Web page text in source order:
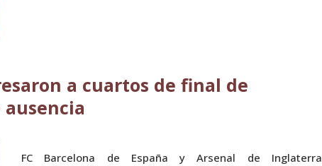
a cuartos de final de
FC Barcelona de España y Arsenal de Inglaterra